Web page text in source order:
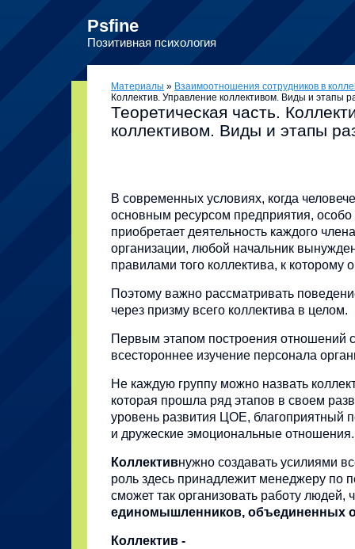
Psfine
Позитивная психология
Материалы » Взаимоотношения сотрудников в
Коллектив. Управление коллективом. Виды и этапы
Теоретическая часть.
коллективом. Виды и этапы
В современных условиях, когда
основным ресурсом предприятия,
приобретает деятельность каждого
организации, любой начальник
правилами того коллектива, к которому
Поэтому важно рассматривать
через призму всего коллектива в целом.
Первым этапом построения отношений
всестороннее изучение персонала
Не каждую группу можно назвать
которая прошла ряд этапов в своем
уровень развития ЦОЕ, благоприятный
и дружеские эмоциональные отношения.
Коллективнужно создавать усилиями
роль здесь принадлежит менеджеру по
сможет так организовать работу людей,
единомышленников, объединенных
Коллектив -